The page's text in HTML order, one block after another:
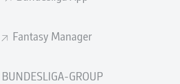
Fantasy Manager
BUNDESLIGA-GROUP